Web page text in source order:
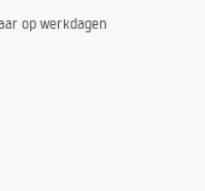
op werkdagen